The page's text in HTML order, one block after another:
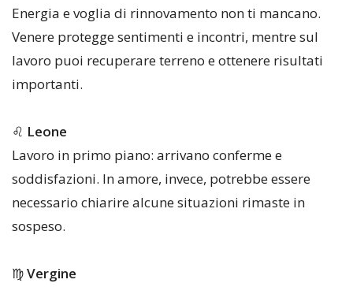
Energia e voglia di rinnovamento non ti mancano.
Venere protegge sentimenti e incontri, mentre sul
lavoro puoi recuperare terreno e ottenere risultati
importanti.
♌ Leone
Lavoro in primo piano: arrivano conferme e
soddisfazioni. In amore, invece, potrebbe essere
necessario chiarire alcune situazioni rimaste in
sospeso.
♍Vergine